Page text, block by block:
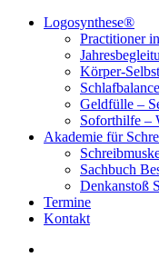
Logosynthese®
Practitioner
Körper-
Geldfülle –
Soforthilfe –
Akademie für
Sachbuch
Denkanstoß
Termine
Kontakt